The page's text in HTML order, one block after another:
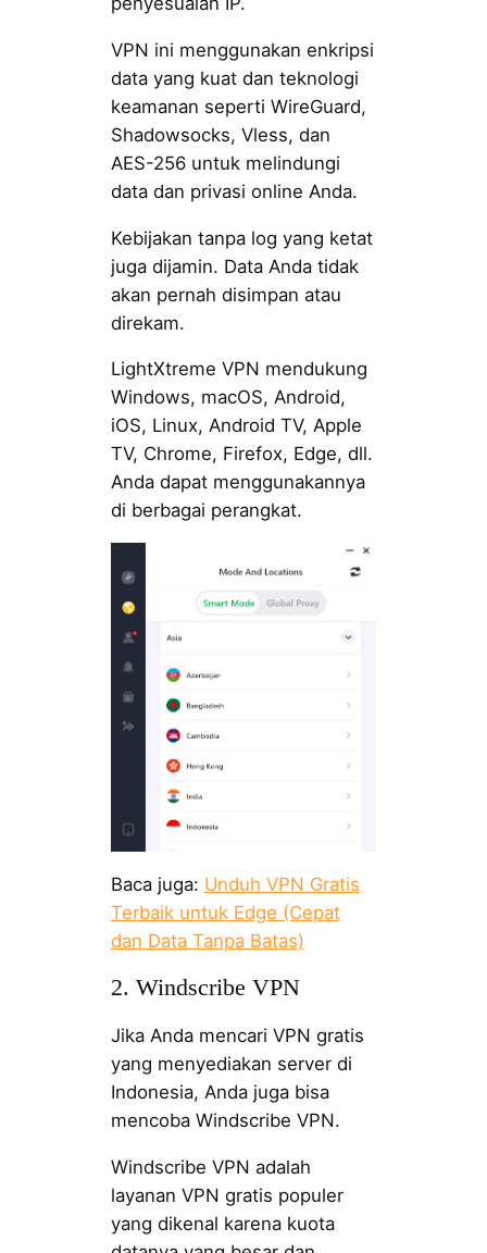
VPN ini menggunakan enkripsi
data yang kuat dan teknologi
keamanan seperti WireGuard,
Shadowsocks, Vless, dan
AES-256 untuk melindungi
data dan privasi online Anda.
Kebijakan tanpa log yang ketat
juga dijamin. Data Anda tidak
akan pernah disimpan atau
direkam.
LightXtreme VPN mendukung
Windows, macOS, Android,
iOS, Linux, Android TV, Apple
TV, Chrome, Firefox, Edge, dll.
Anda dapat menggunakannya
di berbagai perangkat.
Baca juga: Unduh VPN Gratis
Terbaik untuk Edge (Cepat
dan Data Tanpa Batas)
2. Windscribe VPN
Jika Anda mencari VPN gratis
yang menyediakan server di
Indonesia, Anda juga bisa
mencoba Windscribe VPN.
Windscribe VPN adalah
layanan VPN gratis populer
yang dikenal karena kuota